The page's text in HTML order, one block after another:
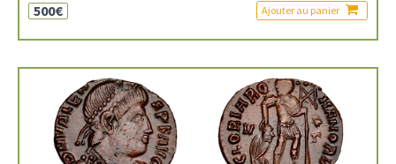
500€ Ajouter au panier